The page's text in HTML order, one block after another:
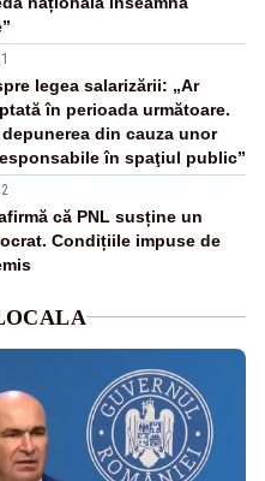
legea salarizării: „Ar
în perioada următoare.
din cauza unor
în spaţiul public”
că PNL susține un
Condițiile impuse de